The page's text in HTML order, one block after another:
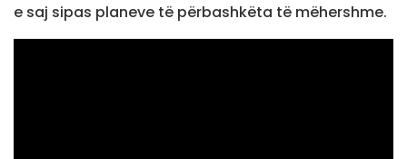
e saj sipas planeve të përbashkëta të mëhershme.